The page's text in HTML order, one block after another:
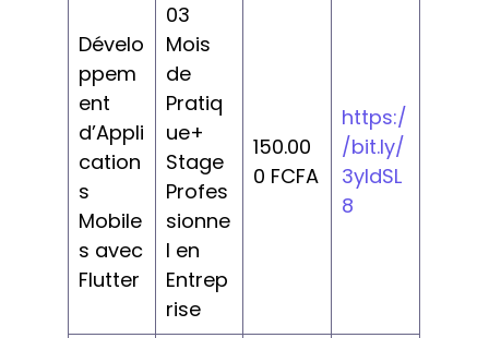
Dévelo
ppem
ent
d’Appli
cation
s
Mobile
s avec
Flutter
03
Mois
de
Pratiq
ue+
Stage
Profes
sionne
l en
Entrep
rise
150.00
0 FCFA
https:/
/bit.ly/
3yldSL
8